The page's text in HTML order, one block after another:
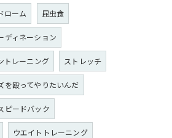
ローム 昆虫食
ディネーション
トレーニング ストレッチ
を殴ってやりたいんだ
ピードバック
ウエイトトレーニング